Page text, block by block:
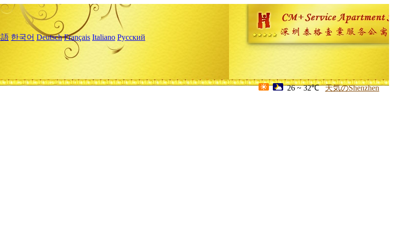
語 한국어 Deutsch Français Italiano Русский
26 ~ 32℃ 天気のShenzhen